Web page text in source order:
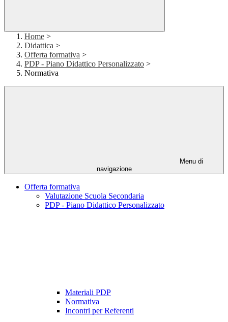
Home >
Didattica >
Offerta formativa >
PDP - Piano Didattico Personalizzato >
Normativa
Menu di
navigazione
Offerta formativa
Valutazione Scuola Secondaria
PDP - Piano Didattico Personalizzato
Materiali PDP
Normativa
Incontri per Referenti